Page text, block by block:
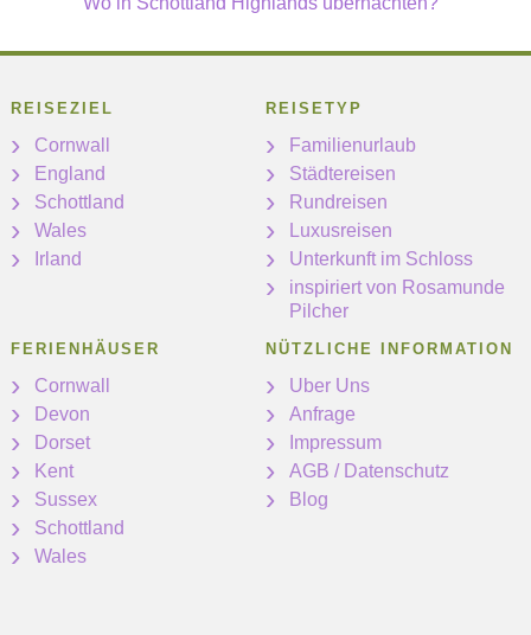
REISEZIEL
Cornwall
England
Schottland
Wales
Irland
REISETYP
Familienurlaub
Städtereisen
Rundreisen
Luxusreisen
Unterkunft im Schloss
inspiriert von Rosamunde
Pilcher
FERIENHÄUSER
Cornwall
Devon
Dorset
Kent
Sussex
Schottland
Wales
NÜTZLICHE INFORMATION
Uber Uns
Anfrage
Impressum
AGB / Datenschutz
Blog